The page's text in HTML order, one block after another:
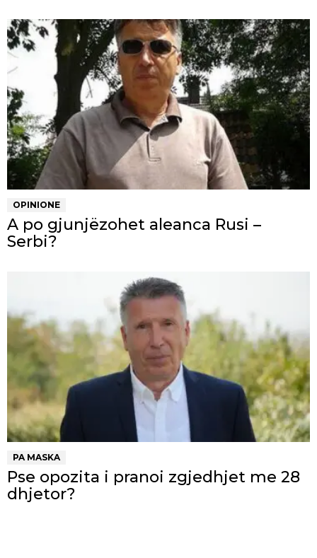
OPINIONE
A po gjunjëzohet aleanca Rusi –
Serbi?
PA MASKA
Pse opozita i pranoi zgjedhjet me 28
dhjetor?